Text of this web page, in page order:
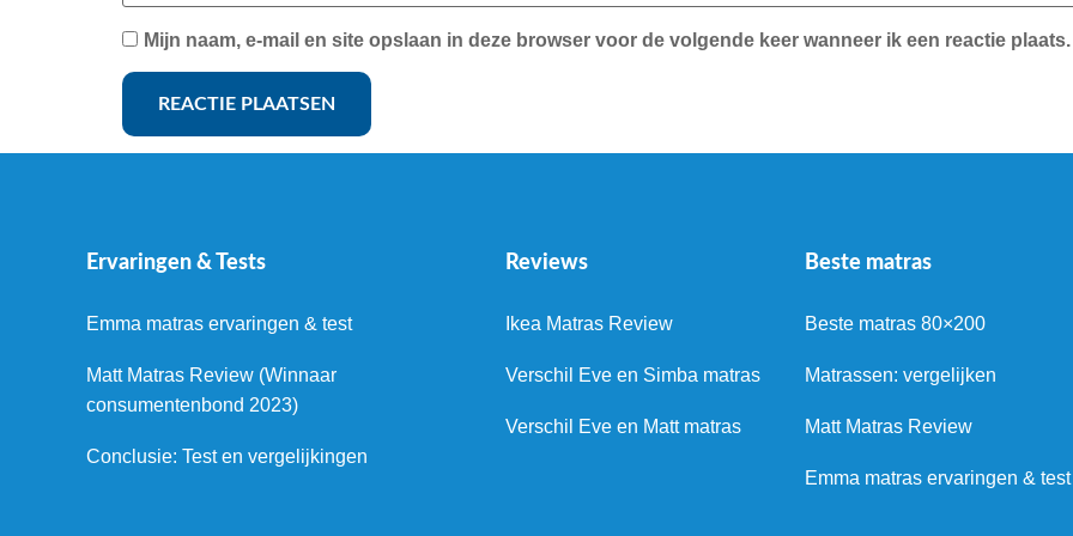
Mijn naam, e-mail en site opslaan in deze browser voor de volgende keer wanneer ik een reactie plaats.
Ervaringen & Tests
Emma matras ervaringen & test
Matt Matras Review (Winnaar
consumentenbond 2023)
Conclusie: Test en vergelijkingen
Reviews
Ikea Matras Review
Verschil Eve en Simba matras
Verschil Eve en Matt matras
Beste matras
Beste matras 80×200
Matrassen: vergelijken
Matt Matras Review
Emma matras ervaringen & test